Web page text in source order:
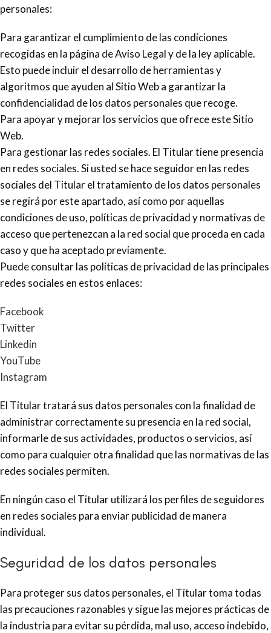
personales:
Para garantizar el cumplimiento de las condiciones
recogidas en la página de Aviso Legal y de la ley aplicable.
Esto puede incluir el desarrollo de herramientas y
algoritmos que ayuden al Sitio Web a garantizar la
confidencialidad de los datos personales que recoge.
Para apoyar y mejorar los servicios que ofrece este Sitio
Web.
Para gestionar las redes sociales. El Titular tiene presencia
en redes sociales. Si usted se hace seguidor en las redes
sociales del Titular el tratamiento de los datos personales
se regirá por este apartado, así como por aquellas
condiciones de uso, políticas de privacidad y normativas de
acceso que pertenezcan a la red social que proceda en cada
caso y que ha aceptado previamente.
Puede consultar las políticas de privacidad de las principales
redes sociales en estos enlaces:
Facebook
Twitter
Linkedin
YouTube
Instagram
El Titular tratará sus datos personales con la finalidad de
administrar correctamente su presencia en la red social,
informarle de sus actividades, productos o servicios, así
como para cualquier otra finalidad que las normativas de las
redes sociales permiten.
En ningún caso el Titular utilizará los perfiles de seguidores
en redes sociales para enviar publicidad de manera
individual.
Seguridad de los datos personales
Para proteger sus datos personales, el Titular toma todas
las precauciones razonables y sigue las mejores prácticas de
la industria para evitar su pérdida, mal uso, acceso indebido,